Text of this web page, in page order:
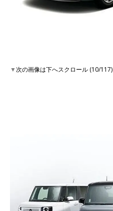
▼次の画像は下へスクロール (10/117)